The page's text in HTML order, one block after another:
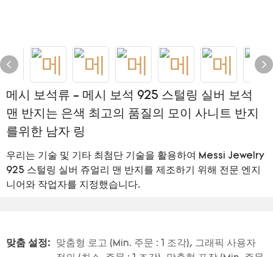
메시 보석류 - 메시 보석 925 스털링 실버 보석
맨 반지는 은색 최고의 품질의 모이 사니트 반지
를위한 남자 링
우리는 기술 및 기타 최첨단 기술을 활용하여 Messi Jewelry
925 스털링 실버 쥬얼리 맨 반지를 제조하기 위해 전문 엔지
니어와 작업자를 지정했습니다.
맞춤 설정:
맞춤형 로고 (Min. 주문 : 1 조각), 그래픽 사용자